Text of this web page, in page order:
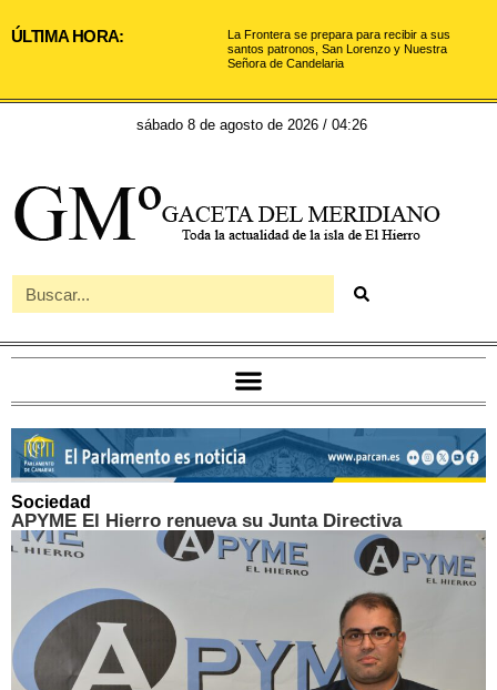
ÚLTIMA HORA:
La Frontera se prepara para recibir a sus
santos patronos, San Lorenzo y Nuestra
Señora de Candelaria
sábado 8 de agosto de 2026 / 04:26
Sociedad
APYME El Hierro renueva su Junta Directiva